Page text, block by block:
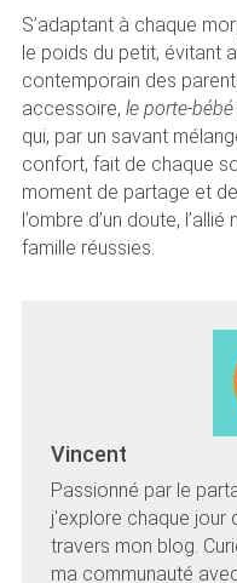
S’adaptant à chaque
le poids du petit, évitant
contemporain des
accessoire, le porte-
qui, par un savant
confort, fait de chaque
moment de partage et
l’ombre d’un doute,
famille réussies.
Vincent
Passionné par le
j'explore chaque jour
travers mon blog.
ma communauté